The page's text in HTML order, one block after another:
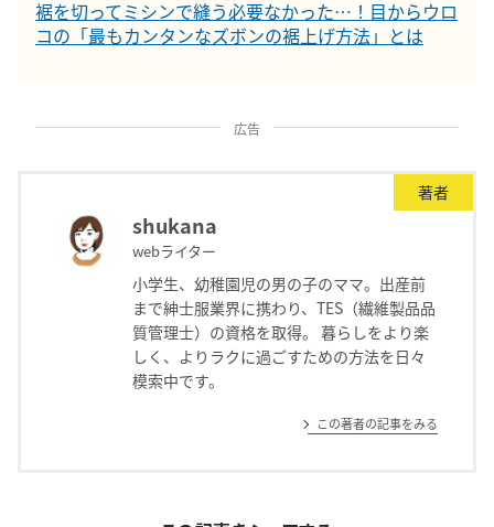
裾を切ってミシンで縫う必要なかった…！目からウロ
コの「最もカンタンなズボンの裾上げ方法」とは
広告
著者
shukana
webライター
小学生、幼稚園児の男の子のママ。出産前
まで紳士服業界に携わり、TES（繊維製品品
質管理士）の資格を取得。 暮らしをより楽
しく、よりラクに過ごすための方法を日々
模索中です。
この著者の記事をみる